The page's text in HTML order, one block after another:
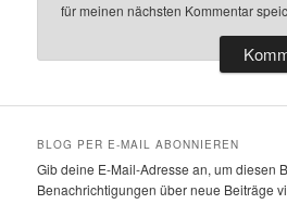
für meinen nächsten Kommentar
BLOG PER E-MAIL ABONNIEREN
Gib deine E-Mail-Adresse an, um diesen
Benachrichtigungen über neue Beiträge